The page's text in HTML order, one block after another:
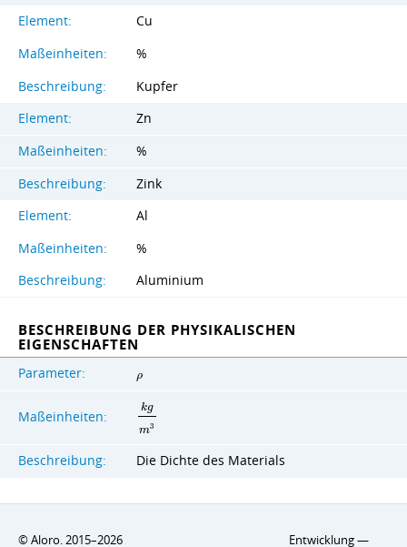
Element:
Cu
Maßeinheiten:
%
Beschreibung:
Kupfer
Element:
Zn
Maßeinheiten:
%
Beschreibung:
Zink
Element:
Al
Maßeinheiten:
%
Beschreibung:
Aluminium
BESCHREIBUNG DER PHYSIKALISCHEN
EIGENSCHAFTEN
Parameter: ρ
Maßeinheiten:
kg
m3
Beschreibung: Die Dichte des Materials
© Aloro. 2015–2026 Entwicklung —